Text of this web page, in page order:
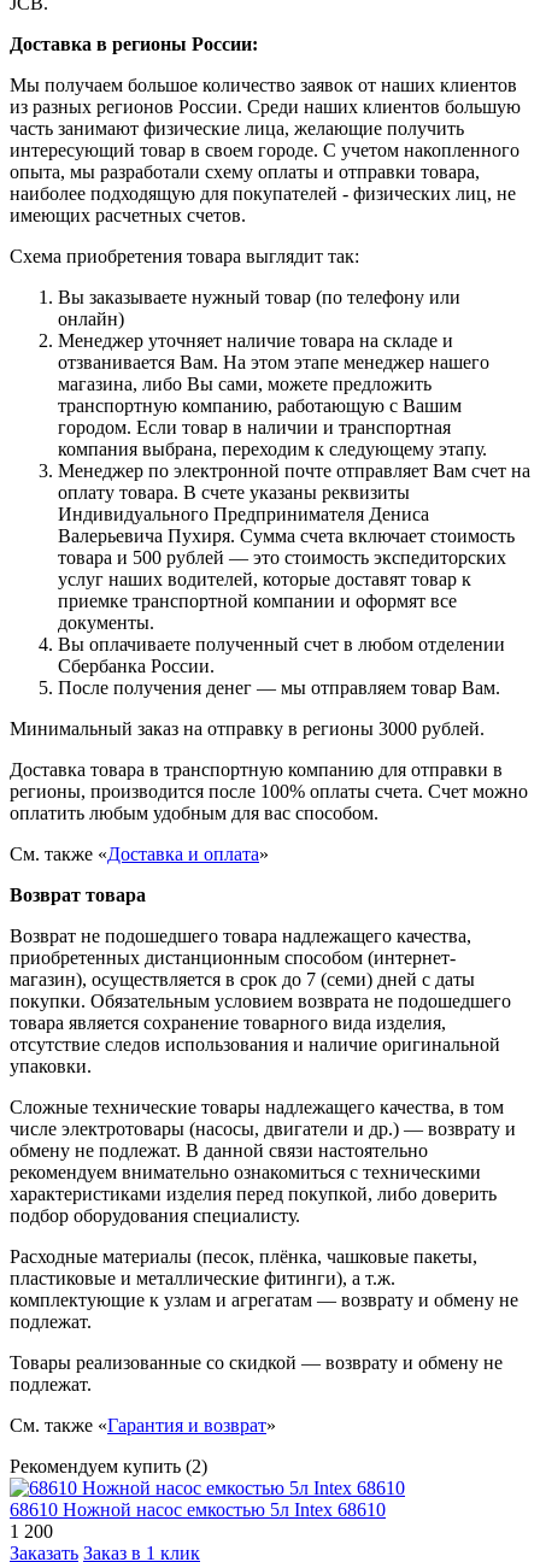
Доставка в регионы России:
Мы получаем большое количество заявок от наших клиентов
из разных регионов России. Среди наших клиентов большую
часть занимают физические лица, желающие получить
интересующий товар в своем городе. С учетом накопленного
опыта, мы разработали схему оплаты и отправки товара,
наиболее подходящую для покупателей - физических лиц, не
имеющих расчетных счетов.
Схема приобретения товара выглядит так:
Вы заказываете нужный товар (по телефону или
онлайн)
Менеджер уточняет наличие товара на складе и
отзванивается Вам. На этом этапе менеджер нашего
магазина, либо Вы сами, можете предложить
транспортную компанию, работающую с Вашим
городом. Если товар в наличии и транспортная
компания выбрана, переходим к следующему этапу.
Менеджер по электронной почте отправляет Вам счет на
оплату товара. В счете указаны реквизиты
Индивидуального Предпринимателя Дениса
Валерьевича Пухиря. Сумма счета включает стоимость
товара и 500 рублей — это стоимость экспедиторских
услуг наших водителей, которые доставят товар к
приемке транспортной компании и оформят все
документы.
Вы оплачиваете полученный счет в любом отделении
Сбербанка России.
После получения денег — мы отправляем товар Вам.
Минимальный заказ на отправку в регионы 3000 рублей.
Доставка товара в транспортную компанию для отправки в
регионы, производится после 100% оплаты счета. Счет можно
оплатить любым удобным для вас способом.
См. также «Доставка и оплата»
Возврат товара
Возврат не подошедшего товара надлежащего качества,
приобретенных дистанционным способом (интернет-
магазин), осуществляется в срок до 7 (семи) дней с даты
покупки. Обязательным условием возврата не подошедшего
товара является сохранение товарного вида изделия,
отсутствие следов использования и наличие оригинальной
упаковки.
Сложные технические товары надлежащего качества, в том
числе электротовары (насосы, двигатели и др.) — возврату и
обмену не подлежат. В данной связи настоятельно
рекомендуем внимательно ознакомиться с техническими
характеристиками изделия перед покупкой, либо доверить
подбор оборудования специалисту.
Расходные материалы (песок, плёнка, чашковые пакеты,
пластиковые и металлические фитинги), а т.ж.
комплектующие к узлам и агрегатам — возврату и обмену не
подлежат.
Товары реализованные со скидкой — возврату и обмену не
подлежат.
См. также «Гарантия и возврат»
Рекомендуем купить (2)
68610 Ножной насос емкостью 5л Intex 68610
1 200
Заказать Заказ в 1 клик